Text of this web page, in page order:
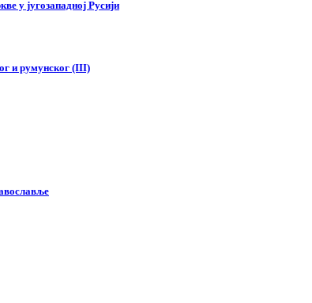
у југозападној Русији
и румунског (III)